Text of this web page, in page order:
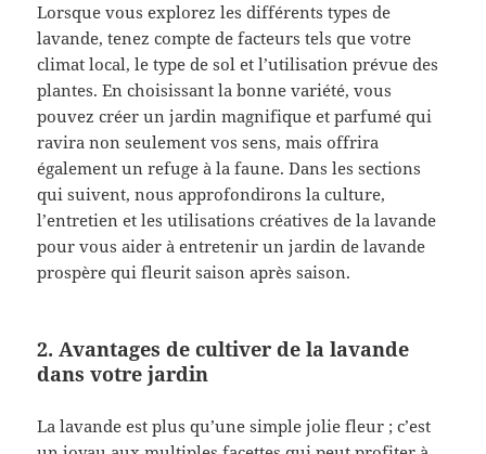
Lorsque vous explorez les différents types de
lavande, tenez compte de facteurs tels que votre
climat local, le type de sol et l’utilisation prévue des
plantes. En choisissant la bonne variété, vous
pouvez créer un jardin magnifique et parfumé qui
ravira non seulement vos sens, mais offrira
également un refuge à la faune. Dans les sections
qui suivent, nous approfondirons la culture,
l’entretien et les utilisations créatives de la lavande
pour vous aider à entretenir un jardin de lavande
prospère qui fleurit saison après saison.
2. Avantages de cultiver de la lavande
dans votre jardin
La lavande est plus qu’une simple jolie fleur ; c’est